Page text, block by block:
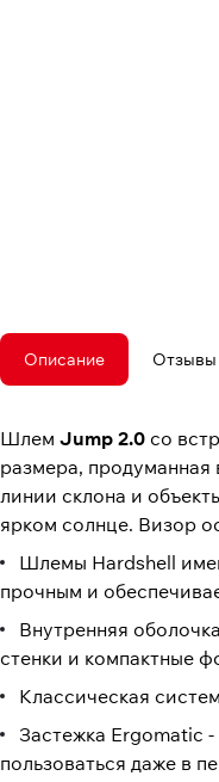
Описание Отзывы
Шлем Jump 2.0 со
размера, продуманная
линии склона и
ярком солнце. Визор
Шлемы Hardshell
прочным и
Внутренняя
стенки и компактные
Классическая
Застежка Ergomatic
пользоваться даже в